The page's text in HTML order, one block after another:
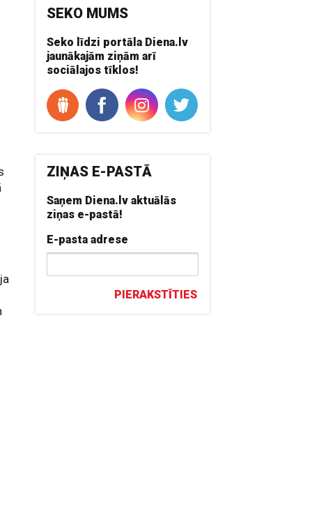
SEKO MUMS
Seko līdzi portāla Diena.lv
jaunākajām ziņām arī
sociālajos tīklos!
ZIŅAS E-PASTĀ
Saņem Diena.lv aktuālās
ziņas e-pastā!
E-pasta adrese
PIERAKSTĪTIES